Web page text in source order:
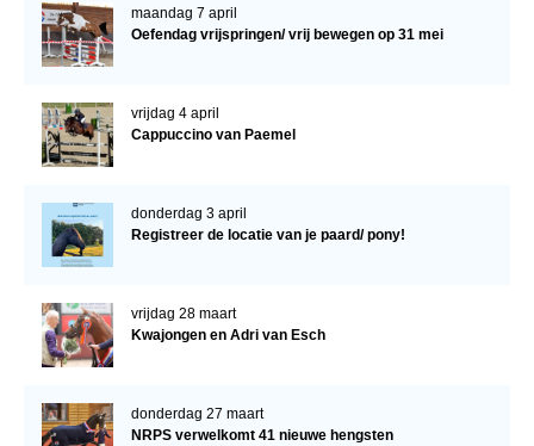
maandag 7 april
Oefendag vrijspringen/ vrij bewegen op 31 mei
vrijdag 4 april
Cappuccino van Paemel
donderdag 3 april
Registreer de locatie van je paard/ pony!
vrijdag 28 maart
Kwajongen en Adri van Esch
donderdag 27 maart
NRPS verwelkomt 41 nieuwe hengsten